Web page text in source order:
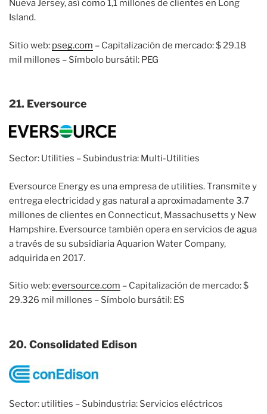
Nueva Jersey, así como 1,1 millones de clientes en Long
Island.
Sitio web: pseg.com – Capitalización de mercado: $ 29.18
mil millones – Símbolo bursátil: PEG
21. Eversource
Sector: Utilities – Subindustria: Multi-Utilities
Eversource Energy es una empresa de utilities. Transmite y
entrega electricidad y gas natural a aproximadamente 3.7
millones de clientes en Connecticut, Massachusetts y New
Hampshire. Eversource también opera en servicios de agua
a través de su subsidiaria Aquarion Water Company,
adquirida en 2017.
Sitio web:eversource.com – Capitalización de mercado: $
29.326 mil millones – Símbolo bursátil: ES
20. Consolidated Edison
Sector: utilities – Subindustria: Servicios eléctricos